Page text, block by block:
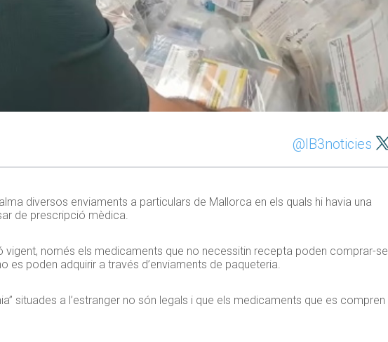
@IB3noticies
diversos enviaments a particulars de Mallorca en els quals hi havia una
de prescripció mèdica.
vigent, només els medicaments que no necessitin recepta poden comprar-se
es poden adquirir a través d’enviaments de paqueteria.
situades a l’estranger no són legals i que els medicaments que es compren